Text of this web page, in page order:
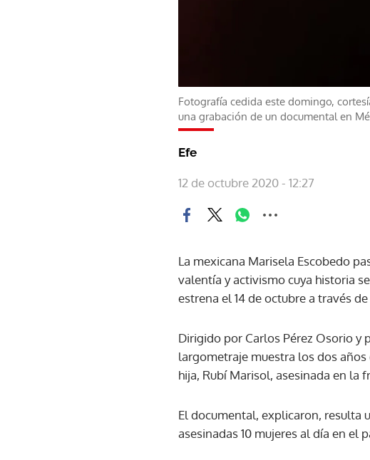
Fotografía cedida este domingo,
una grabación de un documental en
Efe
12 de octubre 2020 - 12:27
La mexicana Marisela Escobedo
valentía y activismo cuya historia
estrena el 14 de octubre a través
Dirigido por Carlos Pérez Osorio y
largometraje muestra los dos
hija, Rubí Marisol, asesinada en la
El documental, explicaron, resulta
asesinadas 10 mujeres al día en el